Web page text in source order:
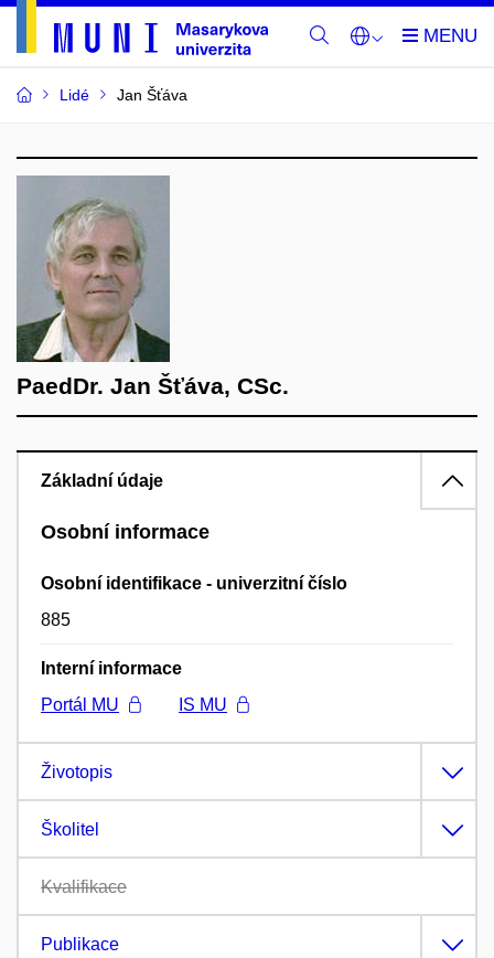
Lidé Jan Šťáva
PaedDr. Jan Šťáva, CSc.
Základní údaje
Osobní informace
Osobní identifikace - univerzitní číslo
885
Interní informace
Portál MU
IS MU
Životopis
Školitel
Kvalifikace
Publikace